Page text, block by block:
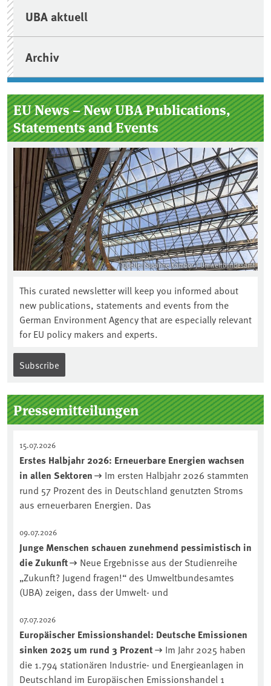
UBA aktuell
Archiv
EU News – New UBA Publications,
Statements and Events
Quelle: Susanne Kambor / Umweltbundesamt
This curated newsletter will keep you informed about
new publications, statements and events from the
German Environment Agency that are especially relevant
for EU policy makers and experts.
Subscribe
Pressemitteilungen
15.07.2026
Erstes Halbjahr 2026: Erneuerbare Energien wachsen
in allen Sektoren
Im ersten Halbjahr 2026 stammten
rund 57 Prozent des in Deutschland genutzten Stroms
aus erneuerbaren Energien. Das
09.07.2026
Junge Menschen schauen zunehmend pessimistisch in
die Zukunft
Neue Ergebnisse aus der Studienreihe
„Zukunft? Jugend fragen!“ des Umweltbundesamtes
(UBA) zeigen, dass der Umwelt- und
07.07.2026
Europäischer Emissionshandel: Deutsche Emissionen
sinken 2025 um rund 3 Prozent
Im Jahr 2025 haben
die 1.794 stationären Industrie- und Energieanlagen in
Deutschland im Europäischen Emissionshandel 1